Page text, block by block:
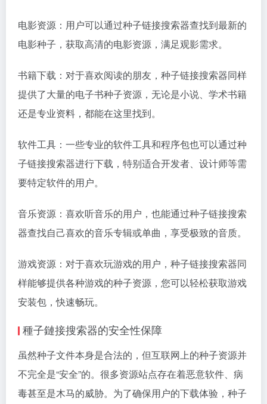
电影资源：用户可以通过种子链接搜索器查找到最新的
电影种子，获取高清的电影资源，满足观影需求。
书籍下载：对于喜欢阅读的朋友，种子链接搜索器同样
提供了大量的电子书种子资源，无论是小说、学术书籍
还是专业资料，都能在这里找到。
软件工具：一些专业的软件工具和程序包也可以通过种
子链接搜索器进行下载，特别适合开发者、设计师等需
要特定软件的用户。
音乐资源：喜欢听音乐的用户，也能通过种子链接搜索
器查找自己喜欢的音乐专辑或单曲，享受极致的音质。
游戏资源：对于喜欢玩游戏的用户，种子链接搜索器同
样能够提供各种游戏的种子资源，您可以轻松获取游戏
安装包，快速畅玩。
種子鏈接搜索器的安全性保障
虽然种子文件本身是合法的，但互联网上的种子资源并
不完全是“安全”的。很多资源站点存在着恶意软件、病
毒甚至是木马的威胁。为了确保用户的下载体验，种子